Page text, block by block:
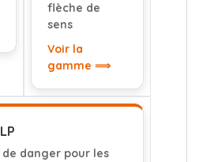
flèche de
sens
Voir la
gamme ⟹
danger pour les